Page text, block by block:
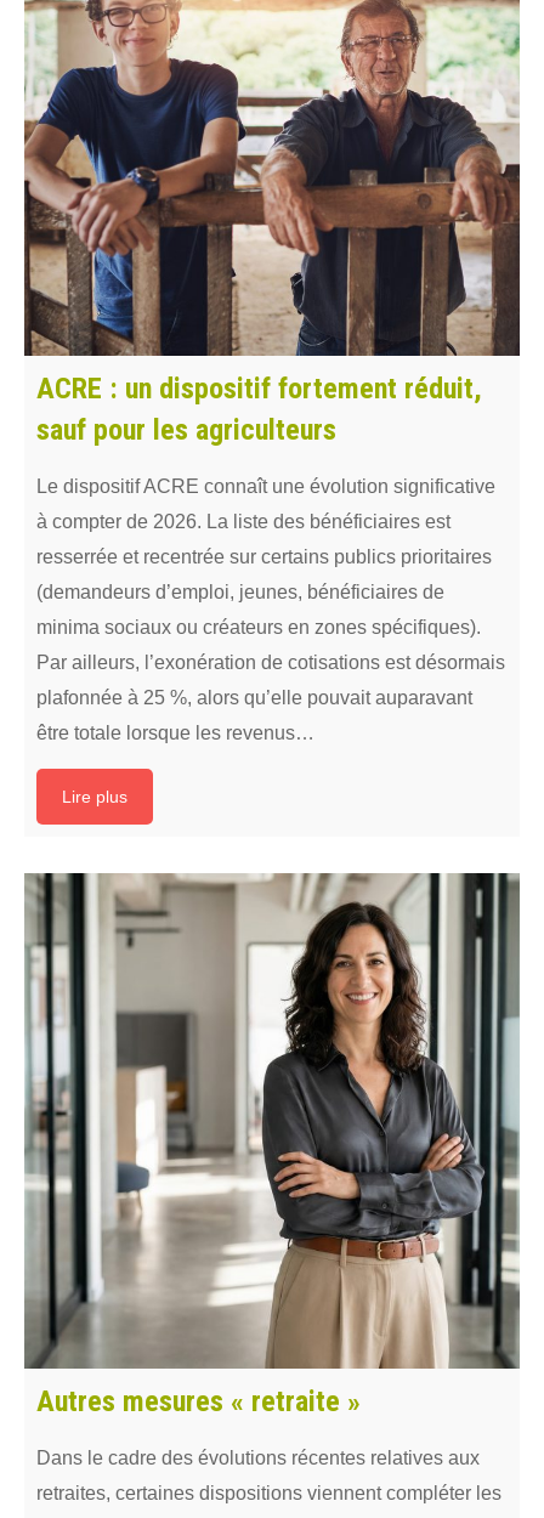
ACRE : un dispositif fortement réduit,
sauf pour les agriculteurs
Le dispositif ACRE connaît une évolution significative
à compter de 2026. La liste des bénéficiaires est
resserrée et recentrée sur certains publics prioritaires
(demandeurs d’emploi, jeunes, bénéficiaires de
minima sociaux ou créateurs en zones spécifiques).
Par ailleurs, l’exonération de cotisations est désormais
plafonnée à 25 %, alors qu’elle pouvait auparavant
être totale lorsque les revenus…
Lire plus
Autres mesures « retraite »
Dans le cadre des évolutions récentes relatives aux
retraites, certaines dispositions viennent compléter les